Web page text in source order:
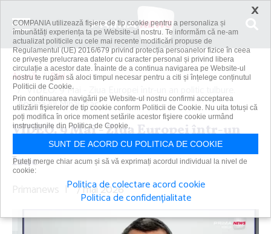
Acasă
Știri
VIDEO. 9 Mai - Ziua Europei într-un an politic tulbure.
Analiza lui Mihai Isac
VIDEO. 9 Mai - Ziua Europei într-un
an politic tulbure. Analiza lui Mihai
Isac
Primanews | 7 mai 2026
×
COMPANIA utilizează fişiere de tip cookie pentru a personaliza și
îmbunătăți experiența ta pe Website-ul nostru. Te informăm că ne-am
actualizat politicile cu cele mai recente modificări propuse de
Regulamentul (UE) 2016/679 privind protecția persoanelor fizice în ceea
ce privește prelucrarea datelor cu caracter personal și privind libera
circulație a acestor date. Înainte de a continua navigarea pe Website-ul
nostru te rugăm să aloci timpul necesar pentru a citi și înțelege conținutul
Politicii de Cookie.
Prin continuarea navigării pe Website-ul nostru confirmi acceptarea
utilizării fişierelor de tip cookie conform Politicii de Cookie. Nu uita totuși că
poți modifica în orice moment setările acestor fişiere cookie urmând
instrucțiunile din Politica de Cookie.
SUNT DE ACORD CU POLITICA DE COOKIE
Puteți merge chiar acum și să vă exprimați acordul individual la nivel de
cookie:
Politica de colectare acord cookie
Politica de confidențialitate